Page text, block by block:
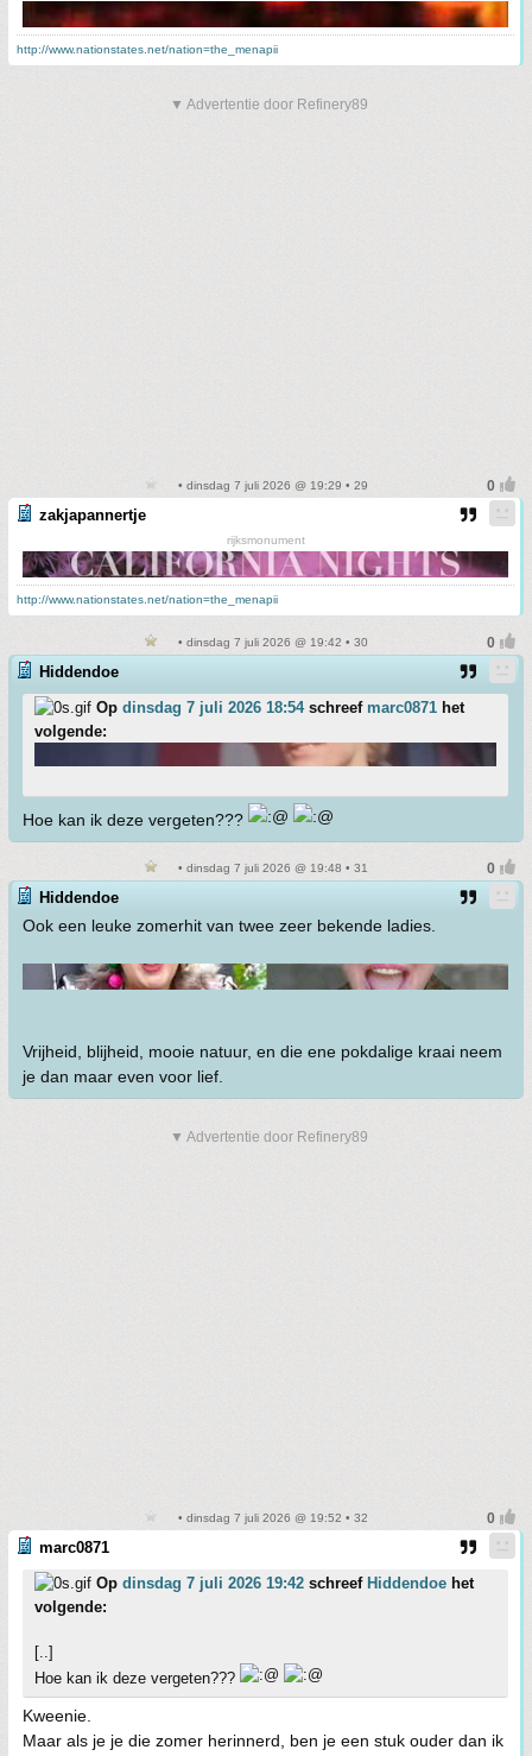
http://www.nationstates.net/nation=the_menapii
▼ Advertentie door Refinery89
• dinsdag 7 juli 2026 @ 19:29 • 29
zakjapannertje
rijksmonument
http://www.nationstates.net/nation=the_menapii
• dinsdag 7 juli 2026 @ 19:42 • 30
Hiddendoe
Op dinsdag 7 juli 2026 18:54schreef marc0871 het
volgende:
Hoe kan ik deze vergeten???
• dinsdag 7 juli 2026 @ 19:48 • 31
Hiddendoe
Ook een leuke zomerhit van twee zeer bekende ladies.
Vrijheid, blijheid, mooie natuur, en die ene pokdalige kraai neem
je dan maar even voor lief.
▼ Advertentie door Refinery89
• dinsdag 7 juli 2026 @ 19:52 • 32
marc0871
Op dinsdag 7 juli 2026 19:42 schreef Hiddendoe het
volgende:
[..]
Hoe kan ik deze vergeten???
Kweenie.
Maar als je je die zomer herinnerd, ben je een stuk ouder dan ik